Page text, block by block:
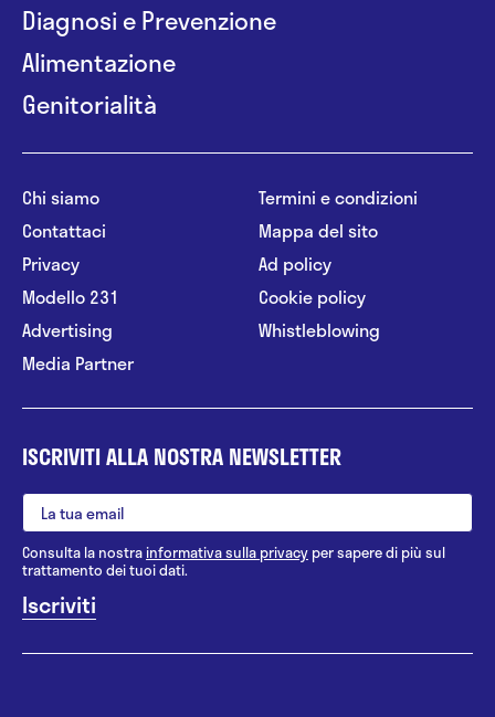
Diagnosi e Prevenzione
Alimentazione
Genitorialità
Chi siamo
Contattaci
Privacy
Modello 231
Advertising
Media Partner
Termini e condizioni
Mappa del sito
Ad policy
Cookie policy
Whistleblowing
ISCRIVITI ALLA NOSTRA NEWSLETTER
Consulta la nostrainformativa sulla privacy per sapere di più sul
trattamento dei tuoi dati.